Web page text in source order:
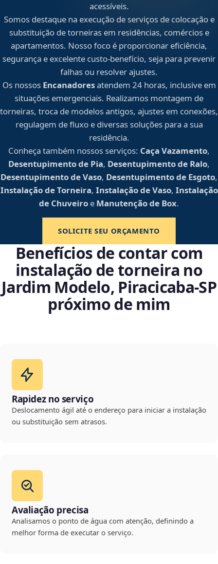
acessíveis.
Somos destaque na execução de serviços de colocação e
substituição de torneiras em residências, comércios e
apartamentos. Nosso foco é proporcionar eficiência,
segurança e excelente custo-benefício, seja para prevenir
falhas ou resolver ajustes.
Os nossos Encanadoresatendem 24 horas, inclusive em
situações emergenciais. Realizamos montagem de
torneiras, troca de modelos antigos, ajustes em conexões,
regulagem de fluxo e diversas soluções para a sua
residência.
Conheça também nossos serviços: Caça Vazamento,
Desentupimento de Pia, Desentupimento de Ralo,
Desentupimento de Vaso, Desentupimento de Esgoto,
Instalação de Torneira, Instalação de Vaso, Instalação
de Chuveiro e Manutenção de Box.
SOLICITE SEU ORÇAMENTO
Benefícios de contar com
instalação de torneira no
Jardim Modelo, Piracicaba‑SP
próximo de mim
Rapidez no serviço
Deslocamento ágil até o endereço para iniciar a instalação
ou substituição sem atrasos.
Avaliação precisa
Analisamos o ponto de água com atenção, definindo a
melhor forma de executar o serviço.